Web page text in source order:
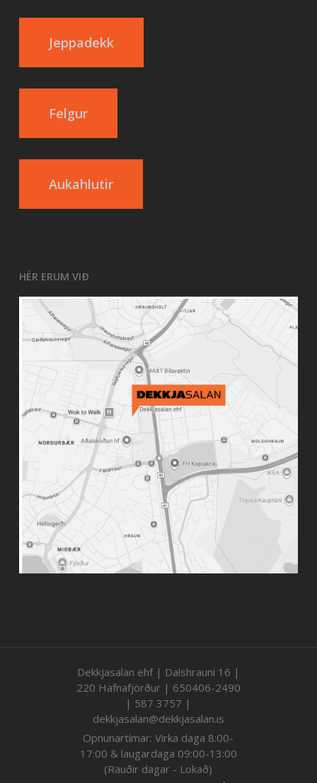
Jeppadekk
Felgur
Aukahlutir
HÉR ERUM VIÐ
Dekkjasalan ehf | Dalshrauni 16 |
220 Hafnafjörður | 650406-2490
| 587 3757 |
dekkjasalan@dekkjasalan.is
Opnunartímar: Virka daga 8:00-
17:00 & laugardaga 09:00-13:00
(Rauðir dagar - Lokað)